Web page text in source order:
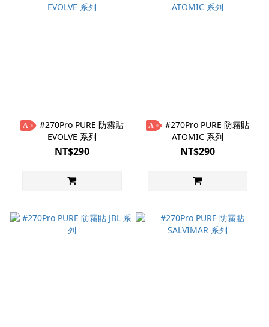
A
EVOLVE 系列
NT$290
A
ATOMIC 系列
NT$290